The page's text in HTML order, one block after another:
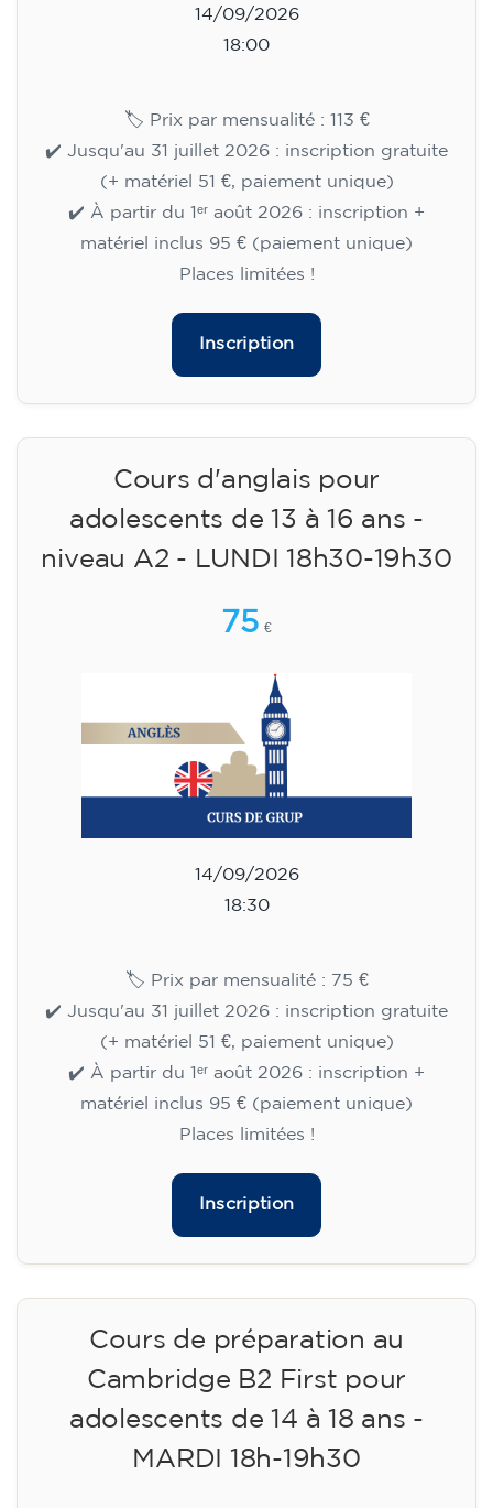
14/09/2026
18:00
🏷️ Prix par mensualité : 113 €
✔️ Jusqu'au 31 juillet 2026 : inscription gratuite
(+ matériel 51 €, paiement unique)
✔️ À partir du 1ᵉʳ août 2026 : inscription +
matériel inclus 95 € (paiement unique)
Places limitées !
Inscription
Cours d'anglais pour
adolescents de 13 à 16 ans -
niveau A2 - LUNDI 18h30-19h30
75 €
14/09/2026
18:30
🏷️ Prix par mensualité : 75 €
✔️ Jusqu'au 31 juillet 2026 : inscription gratuite
(+ matériel 51 €, paiement unique)
✔️ À partir du 1ᵉʳ août 2026 : inscription +
matériel inclus 95 € (paiement unique)
Places limitées !
Inscription
Cours de préparation au
Cambridge B2 First pour
adolescents de 14 à 18 ans -
MARDI 18h-19h30